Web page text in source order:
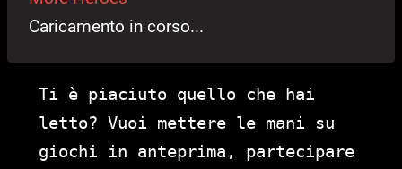
Caricamento in corso...
Ti è piaciuto quello che hai
letto? Vuoi mettere le mani su
giochi in anteprima, partecipare